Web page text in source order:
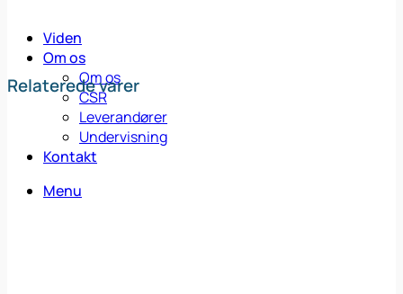
Viden
Om os
Om os
CSR
Leverandører
Undervisning
Kontakt
Menu
Relaterede varer